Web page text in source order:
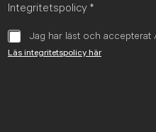
Integritetspolicy *
Jag har läst och accepterat
Läs integritetspolicy här